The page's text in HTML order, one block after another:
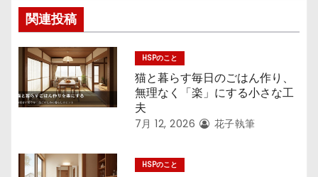
関連投稿
HSPのこと
猫と暮らす毎日のごはん作り、
無理なく「楽」にする小さな工
夫
7月 12, 2026 花子執筆
HSPのこと